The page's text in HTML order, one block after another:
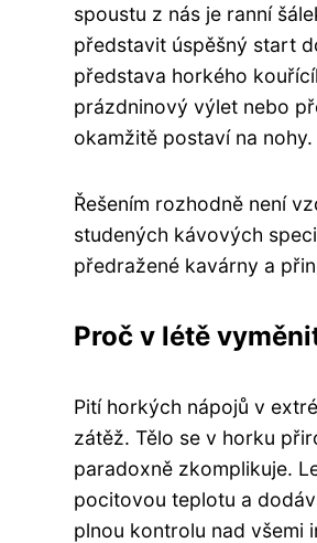
spoustu z nás je ranní
představit úspěšný start
představa horkého
prázdninový výlet nebo
okamžitě postaví na nohy.
Řešením rozhodně není
studených kávových
předražené kavárny a
Proč v létě
Pití horkých nápojů v
zátěž. Tělo se v horku
paradoxně zkomplikuje.
pocitovou teplotu a
plnou kontrolu nad všemi